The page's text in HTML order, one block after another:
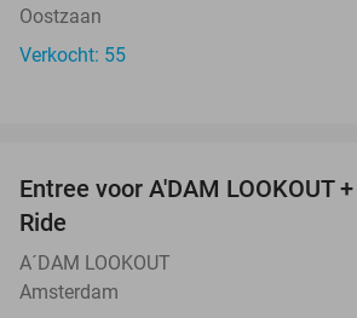
Oostzaan
Verkocht: 55
Entree voor A'DAM LOOKOUT
Ride
A´DAM LOOKOUT
Amsterdam